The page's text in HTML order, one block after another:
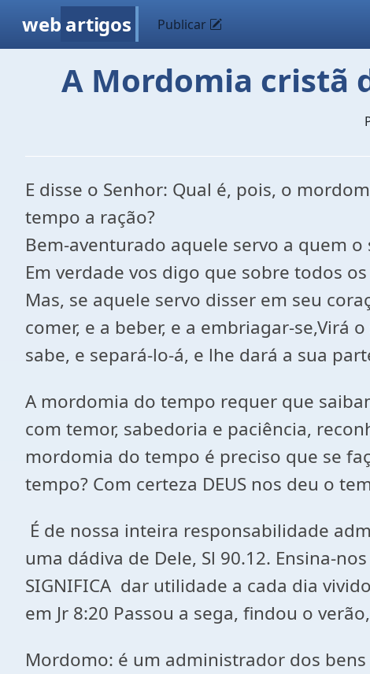
web artigos Publicar
A Mordomia cristã
E disse o Senhor: Qual é, pois, o
tempo a ração?
Bem-aventurado aquele servo a quem
Em verdade vos digo que sobre todos
Mas, se aquele servo disser em seu
comer, e a beber, e a embriagar-se,Virá
sabe, e separá-lo-á, e lhe dará a sua
A mordomia do tempo requer que
com temor, sabedoria e paciência,
mordomia do tempo é preciso que se
tempo? Com certeza DEUS nos deu o
É de nossa inteira responsabilidade
uma dádiva de Dele, Sl 90.12. Ensina-
SIGNIFICA dar utilidade a cada dia
em Jr 8:20 Passou a sega, findou o
Mordomo: é um administrador dos